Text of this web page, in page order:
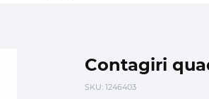
Contagiri
SKU: 1246403